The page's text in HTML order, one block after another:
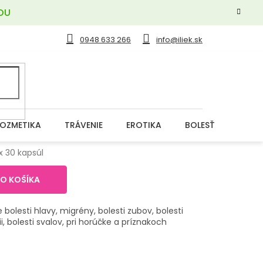
0948 633 266 info@iliek.sk
TRÁVENIE EROTIKA BOLESŤ
30 kapsúl
KOŠÍKA
bolesti hlavy, migrény, bolesti zubov, bolesti
bolesti svalov, pri horúčke a príznakoch